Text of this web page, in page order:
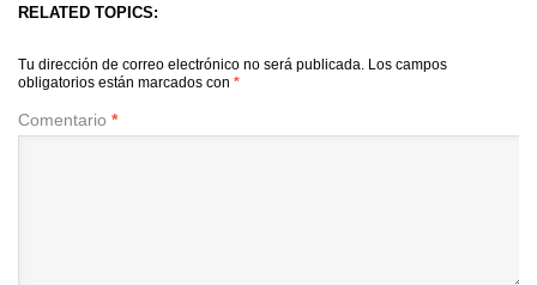
RELATED TOPICS:
Tu dirección de correo electrónico no será publicada. Los campos
obligatorios están marcados con *
Comentario *